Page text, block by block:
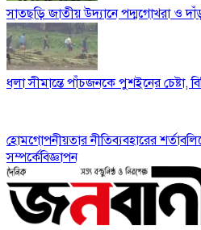
সাতছড়ি জাতীয় উদ্যানে পদ্মগোখরা ও
ধলা সীমান্তে পাঁচজনকে পুশইনের চেষ্টা,
হোমগোপনীয়তার নীতিব্যবহারের শর্তাবলি
সম্পর্কেবিজ্ঞাপন